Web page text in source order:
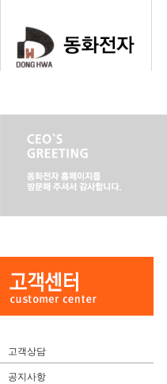
고객상담
공지사항